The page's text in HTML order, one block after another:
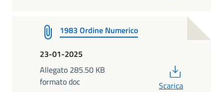
1983 Ordine Numerico
23-01-2025
Allegato 285.50 KB
formato doc
Scarica